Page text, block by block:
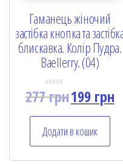
Гаманець жіночий
застібка кнопка та
блискавка. Колір Пудра.
Baellerry. (04)
R
d
0
o
u
277грн199грн
Додати в кошик